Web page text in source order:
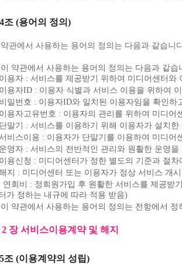
조 (용어의 정의)
관에서 사용하는 용어의 정의는 다음과 같습니
약관에서 사용하는 용어의 정의는 다음과 같습
용자 : 서비스를 제공받기 위하여 미디어센터와
용자ID : 이용자 식별과 서비스 이용을 위하여
밀번호 : 이용자ID와 일치된 이용자임을 확인
용자고유번호 : 이용자의 관리를 위하여 미디
말기 : 서비스를 이용하기 위해 이용자가 설치
비스이용 : 이용자가 단말기를 이용하여 미디
영자 : 서비스의 전반적인 관리와 원활한 운영
용신청 : 미디어센터가 정한 별도의 기준과 절
지 : 미디어센터 또는 이용자가 정상 서비스 개
연회비 : 정회원가입 후 원활한 서비스를 제공받
가 정하는 내규에 따라 적용 받음)
약관에서 사용하는 용어의 정의는 전항에서
장 서비스이용계약 및 해지
조 (이용계약의 성립)